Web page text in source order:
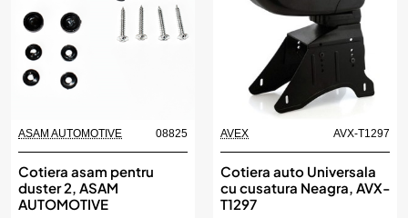
ASAM AUTOMOTIVE 08825
Cotiera asam pentru
duster 2, ASAM
AUTOMOTIVE
AVEX AVX-T1297
Cotiera auto Universala
cu cusatura Neagra, AVX-
T1297